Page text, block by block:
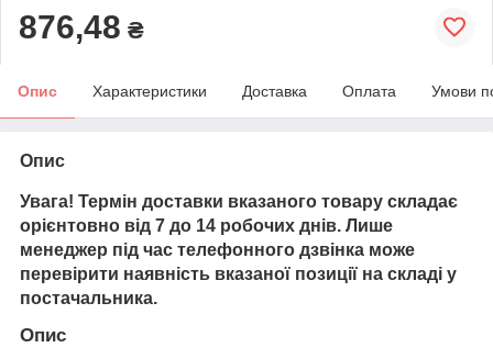
876,48 ₴
Опис Характеристики Доставка Оплата Умови
Опис
Увага! Термін доставки вказаного товару складає
орієнтовно від 7 до 14 робочих днів. Лише
менеджер під час телефонного дзвінка може
перевірити наявність вказаної позиції на складі у
постачальника.
Опис